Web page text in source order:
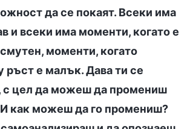
да се покаят. Всеки има
и всеки има моменти, когато е
моменти, когато
ръст е малък. Дава ти се
с цел да можеш да промениш
И как можеш да го промениш?